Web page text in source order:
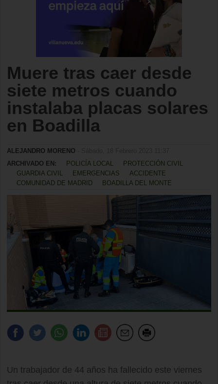
Muere tras caer desde
siete metros cuando
instalaba placas solares
en Boadilla
ALEJANDRO MORENO
ARCHIVADO EN:
POLICÍA LOCAL
PROTECCIÓN CIVIL
GUARDIA CIVIL
EMERGENCIAS
ACCIDENTE
COMUNIDAD DE MADRID
BOADILLA DEL MONTE
Un trabajador de 44 años ha fallecido este viernes